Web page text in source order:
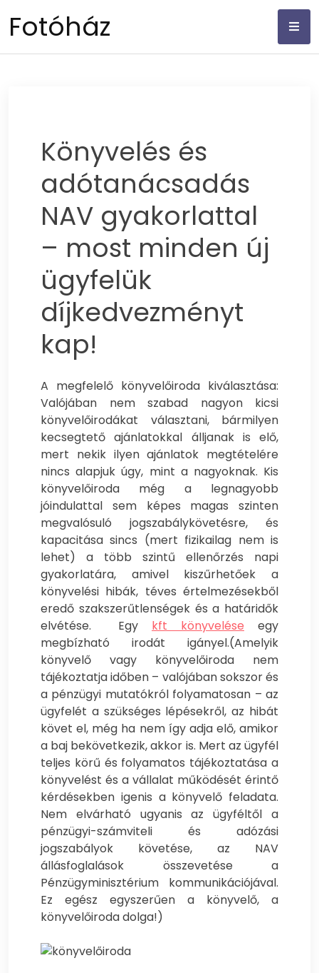
Fotóház
Könyvelés és
adótanácsadás
NAV gyakorlattal
– most minden új
ügyfelük
díjkedvezményt
kap!
A megfelelő könyvelőiroda kiválasztása:
Valójában nem szabad nagyon kicsi
könyvelőirodákat választani, bármilyen
kecsegtető ajánlatokkal álljanak is elő,
mert nekik ilyen ajánlatok megtételére
nincs alapjuk úgy, mint a nagyoknak. Kis
könyvelőiroda még a legnagyobb
jóindulattal sem képes magas szinten
megvalósuló jogszabálykövetésre, és
kapacitása sincs (mert fizikailag nem is
lehet) a több szintű ellenőrzés napi
gyakorlatára, amivel kiszűrhetőek a
könyvelési hibák, téves értelmezésekből
eredő szakszerűtlenségek és a határidők
elvétése. Egy kft könyvelése egy
megbízható irodát igányel.(Amelyik
könyvelő vagy könyvelőiroda nem
tájékoztatja időben – valójában sokszor és
a pénzügyi mutatókról folyamatosan – az
ügyfelét a szükséges lépésekről, az hibát
követ el, még ha nem így adja elő, amikor
a baj bekövetkezik, akkor is. Mert az ügyfél
teljes körű és folyamatos tájékoztatása a
könyvelést és a vállalat működését érintő
kérdésekben igenis a könyvelő feladata.
Nem elvárható ugyanis az ügyféltől a
pénzügyi-számviteli és adózási
jogszabályok követése, az NAV
állásfoglalások összevetése a
Pénzügyminisztérium kommunikációjával.
Ez egész egyszerűen a könyvelő, a
könyvelőiroda dolga!)